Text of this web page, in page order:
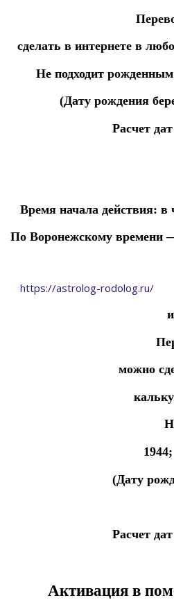
сделать в интернете в
Не подходит рожденным
(Дату рождения
Расчет
Время начала действия: в
По Воронежскому времени
https://astrolog-rodolog.ru/
можно
1944;
(Дату
Расчет
Активация в